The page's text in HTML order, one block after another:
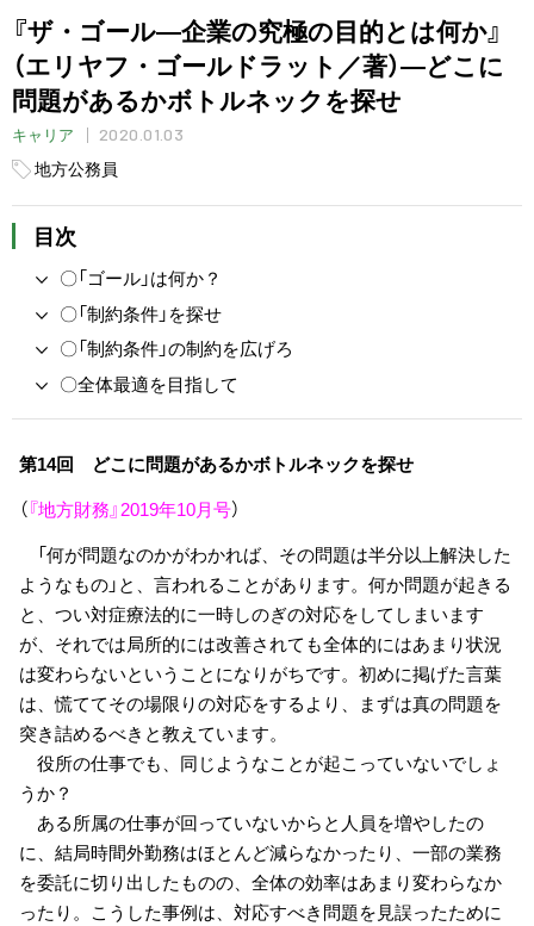
『ザ・ゴール―企業の究極の目的とは何か』
（エリヤフ・ゴールドラット／著）―どこに
問題があるかボトルネックを探せ
キャリア
2020.01.03
地方公務員
目次
〇「ゴール」は何か？
〇「制約条件」を探せ
〇「制約条件」の制約を広げろ
〇全体最適を目指して
第14回 どこに問題があるかボトルネックを探せ
（『地方財務』2019年10月号）
「何が問題なのかがわかれば、その問題は半分以上解決した
ようなもの」と、言われることがあります。何か問題が起きる
と、つい対症療法的に一時しのぎの対応をしてしまいます
が、それでは局所的には改善されても全体的にはあまり状況
は変わらないということになりがちです。初めに掲げた言葉
は、慌ててその場限りの対応をするより、まずは真の問題を
突き詰めるべきと教えています。
役所の仕事でも、同じようなことが起こっていないでしょ
うか？
ある所属の仕事が回っていないからと人員を増やしたの
に、結局時間外勤務はほとんど減らなかったり、一部の業務
を委託に切り出したものの、全体の効率はあまり変わらなか
ったり。こうした事例は、対応すべき問題を見誤ったために